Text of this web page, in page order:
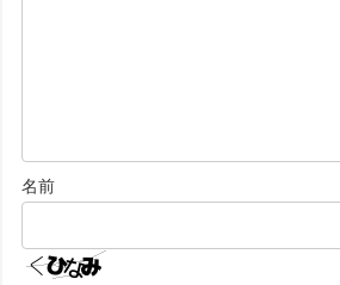
名前